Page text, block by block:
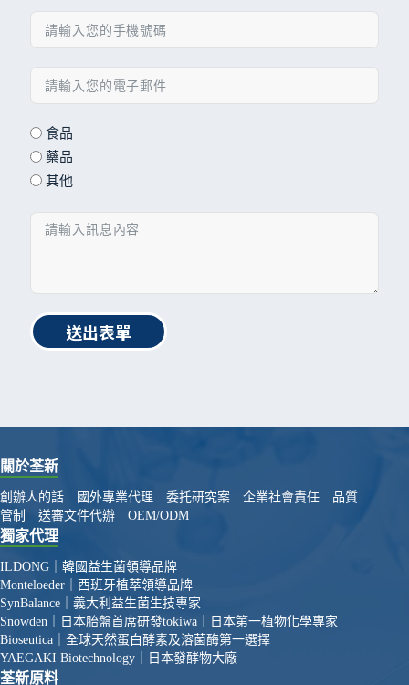
食品
藥品
其他
送出表單
關於荃新
創辦人的話 國外專業代理 委托研究案 企業社會責任
品質
管制
送審文件代辦 OEM/ODM
獨家代理
ILDONG｜韓國益生菌領導品牌
Monteloeder｜西班牙植萃領導品牌
SynBalance｜義大利益生菌生技專家
Snowden｜日本胎盤首席研發tokiwa｜日本第一植物化學專家
Bioseutica｜全球天然蛋白酵素及溶菌酶第一選擇
YAEGAKI Biotechnology｜日本發酵物大廠
荃新原料